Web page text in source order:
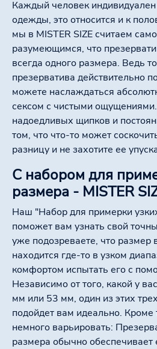
Каждый человек
одежды, это относится и к
мы в MISTER SIZE считаем
разумеющимся, что
всегда одного размера. Ведь
презерватива действительно
можете наслаждаться
сексом с чистыми
надоедливых щипков и
том, что что-то может
разницу и не захотите ее
С набором для
размера - MISTER
Наш "Набор для примерки
поможет вам узнать свой
уже подозреваете, что размер
находится где-то в узком
комфортом испытать его с
Независимо от того, какой у
мм или 53 мм, один из этих
подойдет вам идеально. Кроме
немного варьировать:
размера обычно